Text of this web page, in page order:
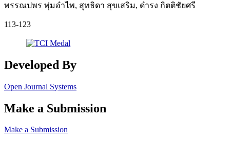
พรรณปพร พุ่มอําไพ, สุทธิดา สุขเสริม, ดํารง กิตติชัยศรี
113-123
Developed By
Open Journal Systems
Make a Submission
Make a Submission